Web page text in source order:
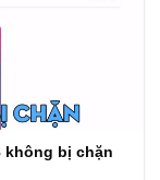
không bị chặn